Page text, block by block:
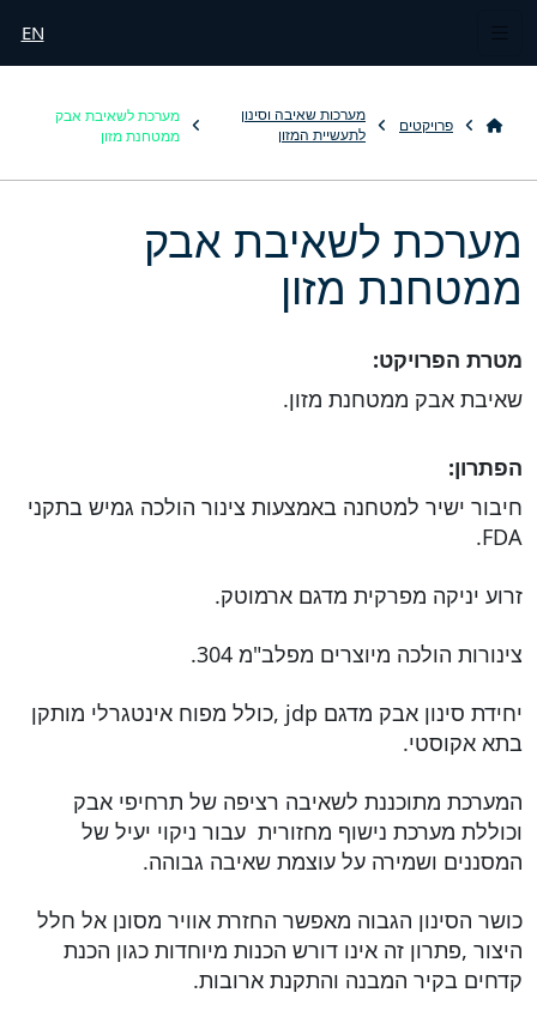
EN
פרויקטים
מערכות שאיבה וסינון
לתעשיית המזון
מערכת לשאיבת אבק
ממטחנת מזון
מערכת לשאיבת אבק
ממטחנת מזון
מטרת הפרויקט:
שאיבת אבק ממטחנת מזון.
הפתרון:
חיבור ישיר למטחנה באמצעות צינור הולכה גמיש בתקני
FDA.
זרוע יניקה מפרקית מדגם ארמוטק.
צינורות הולכה מיוצרים מפלב"מ 304.
יחידת סינון אבק מדגם jdp ,כולל מפוח אינטגרלי מותקן
בתא אקוסטי.
המערכת מתוכננת לשאיבה רציפה של תרחיפי אבק
וכוללת מערכת נישוף מחזורית עבור ניקוי יעיל של
המסננים ושמירה על עוצמת שאיבה גבוהה.
כושר הסינון הגבוה מאפשר החזרת אוויר מסונן אל חלל
היצור ,פתרון זה אינו דורש הכנות מיוחדות כגון הכנת
קדחים בקיר המבנה והתקנת ארובות.